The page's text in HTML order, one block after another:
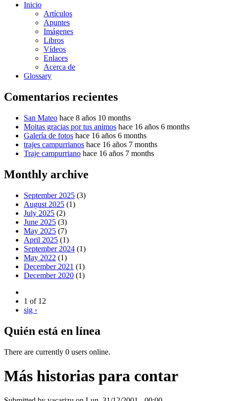
Inicio
Artículos
Apuntes
Imágenes
Libros
Vídeos
Enlaces
Acerca de
Glossary
Comentarios recientes
San Mateo hace 8 años 10 months
Moitas gracias por tus animos hace 16 años 6 months
Galería de fotos hace 16 años 6 months
trajes campurrianos hace 16 años 7 months
Traje campurriano hace 16 años 7 months
Monthly archive
September 2025 (3)
August 2025 (1)
July 2025 (2)
June 2025 (3)
May 2025 (7)
April 2025 (1)
September 2024 (1)
May 2022 (1)
December 2021 (1)
December 2020 (1)
1 of 12
sig ›
Quién está en línea
There are currently 0 users online.
Más historias para contar